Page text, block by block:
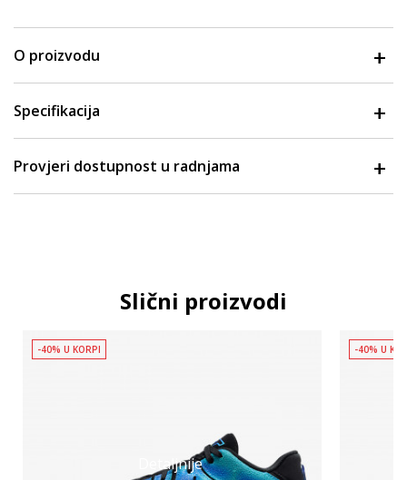
O proizvodu
Specifikacija
Provjeri dostupnost u radnjama
Slični proizvodi
Detaljnije
-40% U KORPI -40% U